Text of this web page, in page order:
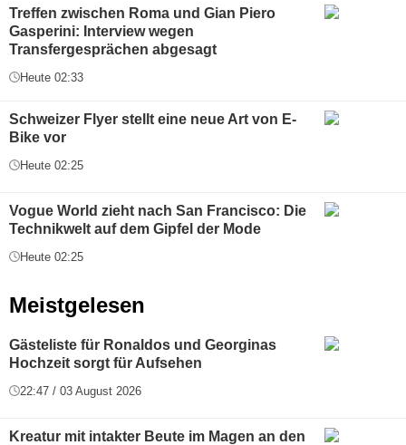
Treffen zwischen Roma und Gian Piero
Gasperini: Interview wegen
Transfergesprächen abgesagt
Heute 02:33
Schweizer Flyer stellt eine neue Art von E-
Bike vor
Heute 02:25
Vogue World zieht nach San Francisco: Die
Technikwelt auf dem Gipfel der Mode
Heute 02:25
Meistgelesen
Gästeliste für Ronaldos und Georginas
Hochzeit sorgt für Aufsehen
22:47 / 03 August 2026
Kreatur mit intakter Beute im Magen an den